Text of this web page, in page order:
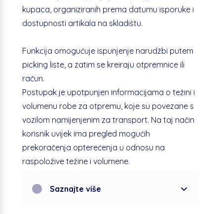
kupaca, organiziranih prema datumu isporuke i
dostupnosti artikala na skladištu.
Funkcija omogućuje ispunjenje narudžbi putem
picking liste, a zatim se kreiraju otpremnice ili
račun.
Postupak je upotpunjen informacijama o težini i
volumenu robe za otpremu, koje su povezane s
vozilom namijenjenim za transport. Na taj način
korisnik uvijek ima pregled mogućih
prekoračenja opterećenja u odnosu na
raspoložive težine i volumene.
Saznajte više